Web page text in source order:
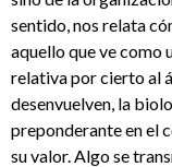
sentido, nos relata
aquello que ve como
relativa por cierto al
desenvuelven, la
preponderante en el
su valor. Algo se